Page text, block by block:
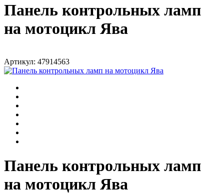
Панель контрольных ламп
на мотоцикл Ява
Артикул: 47914563
Панель контрольных ламп
на мотоцикл Ява